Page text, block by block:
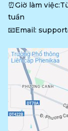
⏰Giờ làm
tuần
📧Email: